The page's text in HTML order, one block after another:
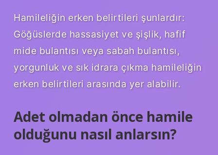
Hamileliğin erken belirtileri şunlardır:
Göğüslerde hassasiyet ve şişlik, hafif
mide bulantısı veya sabah bulantısı,
yorgunluk ve sık idrara çıkma hamileliğin
erken belirtileri arasında yer alabilir.
Adet olmadan önce hamile
olduğunu nasıl anlarsın?